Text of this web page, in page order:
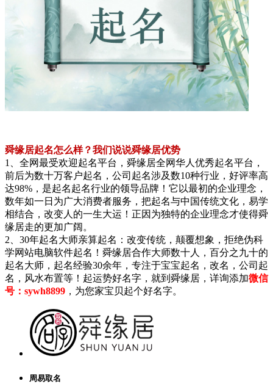
舜缘居起名怎么样？我们说说舜缘居优势
1、全网最受欢迎起名平台，舜缘居全网华人优秀起名平台，
前后为数十万客户起名，公司起名涉及数10种行业，好评率高
达98%，是起名起名行业的领导品牌！它以最初的企业理念，
数年如一日为广大消费者服务，把起名与中国传统文化，易学
相结合，改变人的一生大运！正因为独特的企业理念才使得舜
缘居走的更加广阔。
2、30年起名大师亲算起名：改变传统，颠覆想象，拒绝伪科
学网站电脑软件起名！舜缘居合作大师数十人，百分之九十的
起名大师，起名经验30余年，专注于宝宝起名，改名，公司起
名，风水布置等！起运势好名字，就到舜缘居，详询添加微信
号：sywh8899 ，为您家宝贝起个好名字。
周易取名